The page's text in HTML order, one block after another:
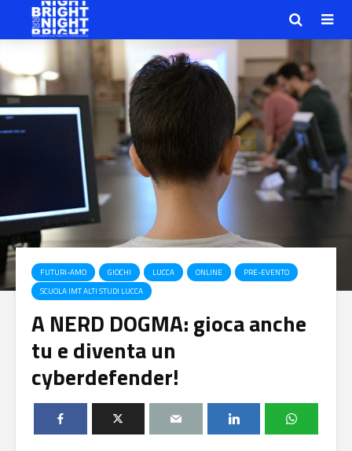
FUTURI-AMO GIOCHI LUCCA ONLINE
PRE-EVENTO
SCUOLA IMT ALTI STUDI LUCCA
A NERD DOGMA: gioca anche
tu e diventa un
cyberdefender!